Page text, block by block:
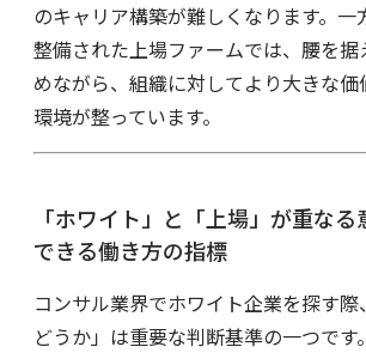
のキャリア構築が難しくなります。一
整備された上場ファームでは、腰を
めながら、組織に対してより大きな価
環境が整っています。
「ホワイト」と「上場」が重な
できる働き方の指標
コンサル業界でホワイト企業を探す
どうか」は重要な判断基準の一つです